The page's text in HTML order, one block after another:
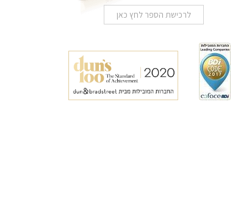
לרכישת הספר לחץ כאן